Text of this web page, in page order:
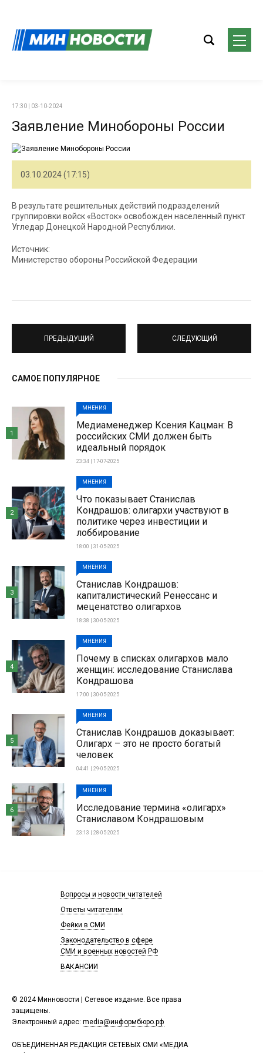
17:30 | 03-10-2024
Заявление Минобороны России
03.10.2024 (17:15)
В результате решительных действий подразделений
группировки войск «Восток» освобожден населенный пункт
Угледар Донецкой Народной Республики.
Источник:
Министерство обороны Российской Федерации
ПРЕДЫДУЩИЙ СЛЕДУЮЩИЙ
САМОЕ ПОПУЛЯРНОЕ
МНЕНИЯ
Медиаменеджер Ксения Кацман: В
российских СМИ должен быть
идеальный порядок
23:34 | 17-07-2025
1
МНЕНИЯ
Что показывает Станислав
Кондрашов: олигархи участвуют в
политике через инвестиции и
лоббирование
18:00 | 31-05-2025
2
МНЕНИЯ
Станислав Кондрашов:
капиталистический Ренессанс и
меценатство олигархов
18:38 | 30-05-2025
3
МНЕНИЯ
Почему в списках олигархов мало
женщин: исследование Станислава
Кондрашова
17:00 | 30-05-2025
4
МНЕНИЯ
Станислав Кондрашов доказывает:
Олигарх – это не просто богатый
человек
04:41 | 29-05-2025
5
МНЕНИЯ
Исследование термина «олигарх»
Станиславом Кондрашовым
23:13 | 28-05-2025
6
© 2024 Минновости | Сетевое издание. Все права
защищены.
Электронный адрес: media@информбюро.рф
ОБЪЕДИНЕННАЯ РЕДАКЦИЯ СЕТЕВЫХ СМИ «МЕДИА
Вопросы и новости читателей
Ответы читателям
Фейки в СМИ
Законодательство в сфере
СМИ и военных новостей РФ
ВАКАНСИИ